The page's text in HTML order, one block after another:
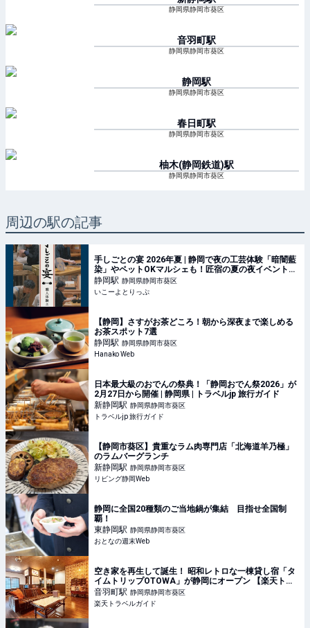
静岡県静岡市葵区
音羽町駅
静岡県静岡市葵区
静岡駅
静岡県静岡市葵区
春日町駅
静岡県静岡市葵区
柚木(静岡鉄道)駅
静岡県静岡市葵区
周辺の駅の記事
手しごとの宴 2026年夏 | 静岡で夜の工芸体験「暗闇藍
染」やペットOKマルシェも！匠宿の夏の夜イベント開
催 | 静岡県静岡市 | いこーよとりっぷ
静岡駅 静岡県静岡市葵区
いこーよとりっぷ
【静岡】さすがお茶どころ！朝から深夜まで楽しめる
お茶スポット7選
静岡駅 静岡県静岡市葵区
Hanako Web
日本最大級のおでんの祭典！「静岡おでん祭2026」が
2月27日から開催 | 静岡県 | トラベルjp 旅行ガイド
新静岡駅 静岡県静岡市葵区
トラベルjp 旅行ガイド
【静岡市葵区】貴重なラム肉専門店「北海道羊乃極」
のラムバーグランチ
新静岡駅 静岡県静岡市葵区
リビング静岡Web
静岡に全国20種類のご当地鍋が集結 目指せ全国制
覇！
東静岡駅 静岡県静岡市葵区
おとなの週末Web
空き家を再生して誕生！ 昭和レトロな一棟貸し宿「タ
イムトリップOTOWA」が静岡にオープン 【楽天トラ
ベル】
音羽町駅 静岡県静岡市葵区
楽天トラベルガイド